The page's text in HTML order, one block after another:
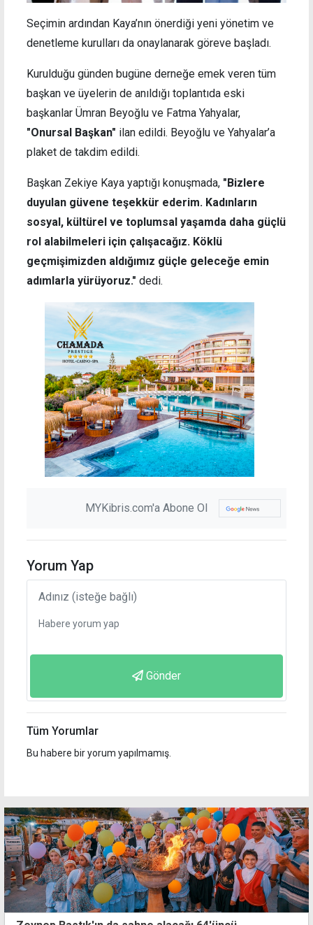
Seçimin ardından Kaya’nın önerdiği yeni yönetim ve
denetleme kurulları da onaylanarak göreve başladı.
Kurulduğu günden bugüne derneğe emek veren tüm
başkan ve üyelerin de anıldığı toplantıda eski
başkanlar Ümran Beyoğlu ve Fatma Yahyalar,
"Onursal Başkan" ilan edildi. Beyoğlu ve Yahyalar’a
plaket de takdim edildi.
Başkan Zekiye Kaya yaptığı konuşmada, "Bizlere
duyulan güvene teşekkür ederim. Kadınların
sosyal, kültürel ve toplumsal yaşamda daha güçlü
rol alabilmeleri için çalışacağız. Köklü
geçmişimizden aldığımız güçle geleceğe emin
adımlarla yürüyoruz." dedi.
MYKibris.com'a Abone Ol
Yorum Yap
Gönder
Tüm Yorumlar
Bu habere bir yorum yapılmamış.